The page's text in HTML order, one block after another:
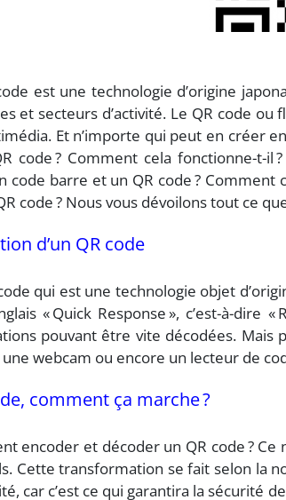
est une technologie d’origine
et secteurs d’activité. Le QR code
Et n’importe qui peut en créer
code ? Comment cela fonctionne-t-
code barre et un QR code ?
code ? Nous vous dévoilons tout ce
d’un QR code
qui est une technologie objet
« Quick Response », c’est-à-
pouvant être vite décodées. Mais
webcam ou encore un lecteur de
comment ça marche ?
encoder et décoder un QR code ?
Cette transformation se fait selon la
car c’est ce qui garantira la sécurité